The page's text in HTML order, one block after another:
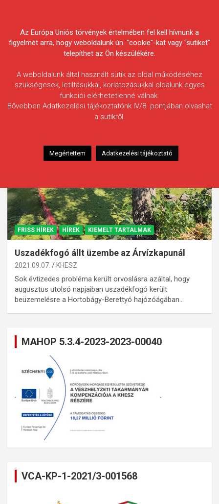
Egyesületek Szövetsége
Címke: Árvízkapu
FRISS HÍREK HÍREK KIEMELT TARTALMAK
Uszadékfogó állt üzembe az Árvízkapunál
2021.09.07. KHESZ
Sok évtizedes probléma került orvoslásra azáltal, hogy
augusztus utolsó napjaiban uszadékfogó került
beüzemelésre a Hortobágy-Berettyó hajózóágában…
MAHOP 5.3.4-2023-2023-00040
VCA-KP-1-2021/3-001568
Az Európa Uniós törvények értelmében fel kell hívnunk a
figyelmét arra, hogy weboldalunk ún. "cookie"-kat vagy "sütiket"
telepíthet az Ön készülékére.
A weboldalunk által használt sütik az oldal működéséhez
szükségesek, letiltásukkal, korlátozásukkal oldalunk egyes
funkciói elérhetetlenné válnak.
Bővebben Adatkezelési tájékoztatónk IV/8. pontjában olvashat
a sütikről.
Megértettem Adatkezelési tájékoztató